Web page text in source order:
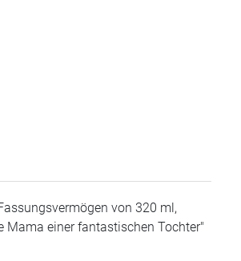
von 320 ml,
Mama einer fantastischen Tochter"